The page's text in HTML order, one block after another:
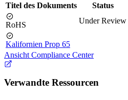
Titel des Dokuments Status
RoHS Under Review
Kalifornien Prop 65
Ansicht Compliance Center
Verwandte Ressourcen